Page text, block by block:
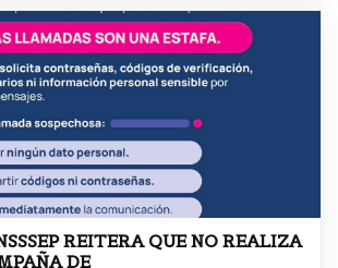
REITERA QUE NO REALIZA
DE